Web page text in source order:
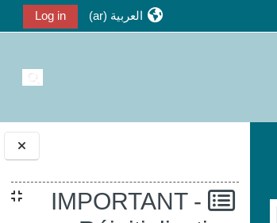
الكتلIMPORTANT -
العربية ‎(ar)‎ Log in
تبديل